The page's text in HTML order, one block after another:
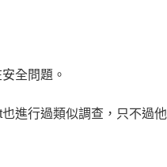
全問題。
進行過類似調查，只不過